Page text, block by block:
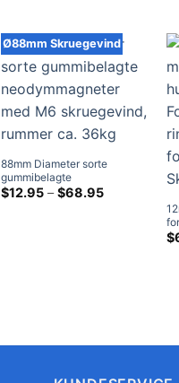
Ø88mm Skruegevind
88mm Diameter sorte
gummibelagte
neodymmagneter med M6
skruegevind, rummer ca.
$12.95 – $68.95Prisklasse:
$